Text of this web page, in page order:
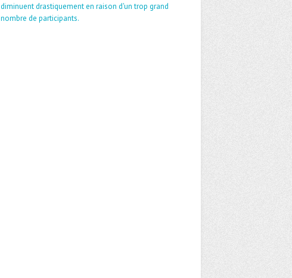
diminuent drastiquement en raison d'un trop grand
nombre de participants.